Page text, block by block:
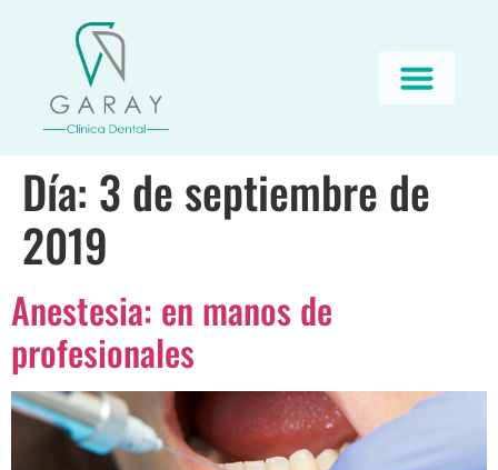
Día: 3 de septiembre de
2019
Anestesia: en manos de
profesionales